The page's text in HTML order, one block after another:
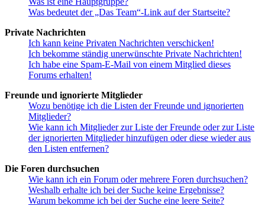
Was bedeutet der „Das Team“-Link auf der Startseite?
Private Nachrichten
Ich kann keine Privaten Nachrichten verschicken!
Ich bekomme ständig unerwünschte Private Nachrichten!
Ich habe eine Spam-E-Mail von einem Mitglied dieses
Forums erhalten!
Freunde und ignorierte Mitglieder
Wozu benötige ich die Listen der Freunde und ignorierten
Mitglieder?
Wie kann ich Mitglieder zur Liste der Freunde oder zur Liste
der ignorierten Mitglieder hinzufügen oder diese wieder aus
den Listen entfernen?
Die Foren durchsuchen
Wie kann ich ein Forum oder mehrere Foren durchsuchen?
Weshalb erhalte ich bei der Suche keine Ergebnisse?
Warum bekomme ich bei der Suche eine leere Seite?